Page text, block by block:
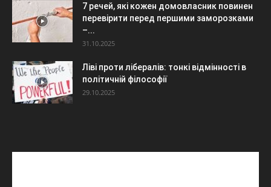
7 речей, які кожен домовласник повинен
перевірити перед першими заморозками
–...
31.10.2025
Ліві проти лібералів: тонкі відмінності в
політичній філософії
29.10.2025